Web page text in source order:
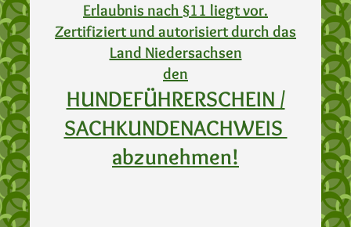
Erlaubnis nach §11 liegt vor.
Zertifiziert und autorisiert durch das
Land Niedersachsen
den
HUNDEFÜHRERSCHEIN /
SACHKUNDENACHWEIS
abzunehmen!